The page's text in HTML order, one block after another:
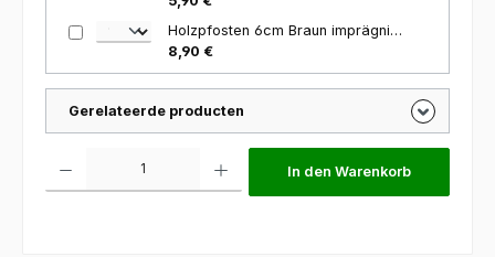
Holzpfosten 6cm Braun imprägniert 120cm
8,90 €
Gerelateerde producten
In den Warenkorb